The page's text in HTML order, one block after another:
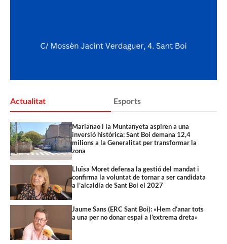
Actualitat Esports
Marianao i la Muntanyeta aspiren a una
inversió històrica: Sant Boi demana 12,4
milions a la Generalitat per transformar la
zona
Lluïsa Moret defensa la gestió del mandat i
confirma la voluntat de tornar a ser candidata
a l’alcaldia de Sant Boi el 2027
Jaume Sans (ERC Sant Boi): «Hem d’anar tots
a una per no donar espai a l’extrema dreta»